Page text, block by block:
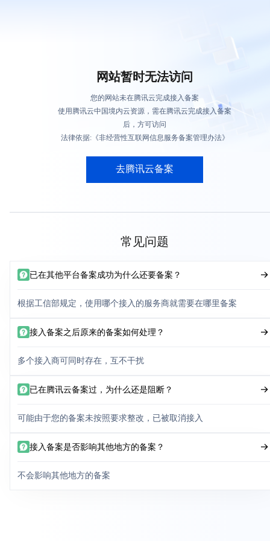
网站暂时无法访问
您的网站未在腾讯云完成接入备案
使用腾讯云中国境内云资源，需在腾讯云完成接入备案
后，方可访问
法律依据:《非经营性互联网信息服务备案管理办法》
去腾讯云备案
常见问题
已在其他平台备案成功为什么还要备案？
根据工信部规定，使用哪个接入的服务商就需要在哪里备案
接入备案之后原来的备案如何处理？
多个接入商可同时存在，互不干扰
已在腾讯云备案过，为什么还是阻断？
可能由于您的备案未按照要求整改，已被取消接入
接入备案是否影响其他地方的备案？
不会影响其他地方的备案